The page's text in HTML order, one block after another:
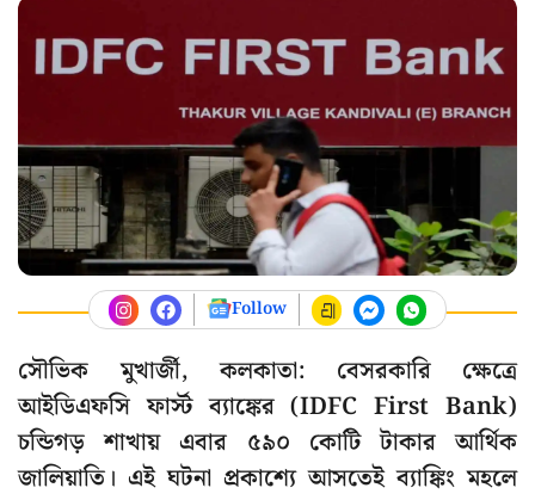
Follow
সৌভিক মুখার্জী, কলকাতা: বেসরকারি ক্ষেত্রে
আইডিএফসি ফার্স্ট ব্যাঙ্কের (IDFC First Bank)
চন্ডিগড় শাখায় এবার ৫৯০ কোটি টাকার আর্থিক
জালিয়াতি। এই ঘটনা প্রকাশ্যে আসতেই ব্যাঙ্কিং মহলে